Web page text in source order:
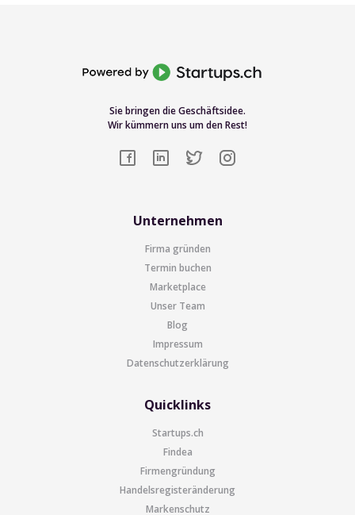
Sie bringen die Geschäftsidee.
Wir kümmern uns um den Rest!
Unternehmen
Firma gründen
Termin buchen
Marketplace
Unser Team
Blog
Impressum
Datenschutzerklärung
Quicklinks
Startups.ch
Findea
Firmengründung
Handelsregisteränderung
Markenschutz